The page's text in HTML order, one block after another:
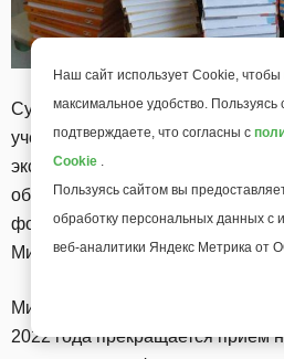
Существующий федеральный
учебников в России не
экспертизу на соответствие
образовательных стандартов,
формированию нового списка,
Минпросвещения для регионов,
Минпросвещения
2022 года прекращается прием
Наш сайт использует Cookie, чтобы
максимальное удобство. Пользуясь
подтверждаете, что согласны с
Cookie .
Пользуясь сайтом вы
обработку персональных данных с
веб-аналитики Яндекс Метрика от